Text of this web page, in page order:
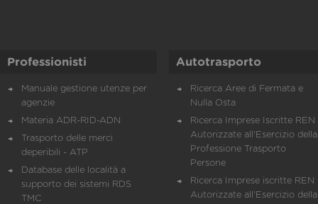
Professionisti
Manuale gestione utenze per
agenzie
Materia ADR-RID-ADN
Trasporto delle merci
deperibili - ATP
Database delle località a
supporto dei sistemi RDS
TMC
Autotrasporto
Ricerca Aree di Fermata e
Nulla Osta
Ricerca Imprese Iscritte REN
Autorizzate all'Esercizio della
Professione Trasporto
Persone
Ricerca Imprese iscritte REN
Autorizzate all'Esercizio della